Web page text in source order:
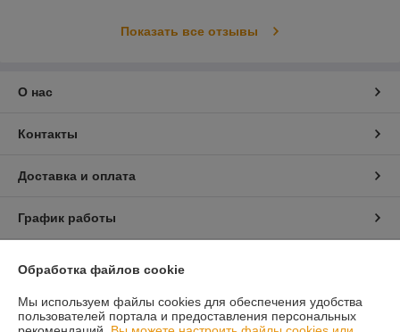
Показать все отзывы
О нас
Контакты
Доставка и оплата
График работы
Политика обработки cookies
Обработка файлов cookie
Мы используем файлы cookies для обеспечения удобства
пользователей портала и предоставления персональных